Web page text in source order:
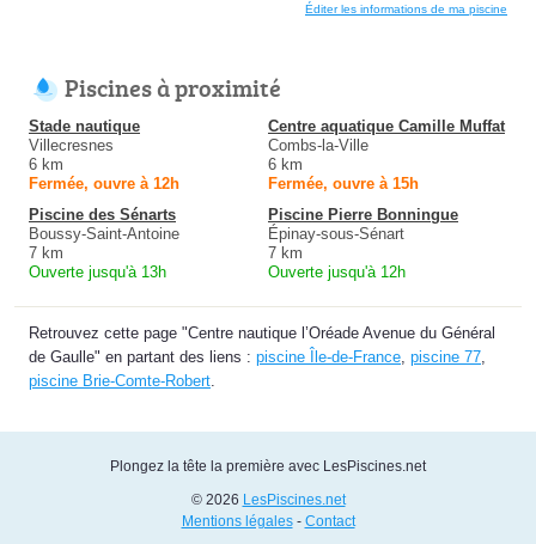
Éditer les informations de ma piscine
Piscines à proximité
Stade nautique
Villecresnes
6 km
Fermée, ouvre à 12h
Centre aquatique Camille Muffat
Combs-la-Ville
6 km
Fermée, ouvre à 15h
Piscine des Sénarts
Boussy-Saint-Antoine
7 km
Ouverte jusqu'à 13h
Piscine Pierre Bonningue
Épinay-sous-Sénart
7 km
Ouverte jusqu'à 12h
Retrouvez cette page "Centre nautique l’Oréade Avenue du Général
de Gaulle" en partant des liens : piscine Île-de-France piscine 77
piscine Brie-Comte-Robert
Plongez la tête la première avec LesPiscines.net
© 2026 LesPiscines.net
Mentions légales- Contact